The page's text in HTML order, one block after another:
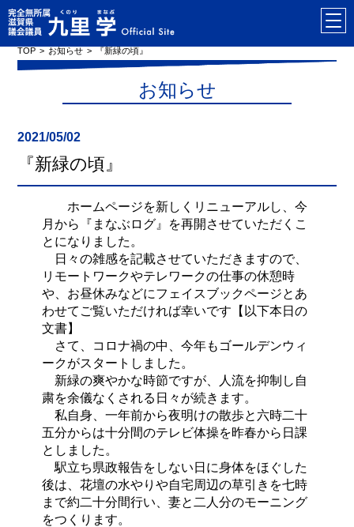
TOP お知らせ 『新緑の頃』
お知らせ
2021/05/02
『新緑の頃』
ホームページを新しくリニューアルし、今
月から 『まなぶログ』
を再開させていただくこ
とになりました。
日々の雑感を記載させていただきますので、
リモートワークやテレワークの仕事の休憩時
や、お昼休みなどにフェイスブックページとあ
わせてご覧いただければ幸いです 【以下本日の
文書】
さて、コロナ禍の中、今年もゴールデンウィ
ークがスタートしました。
新緑の爽やかな時節ですが、人流を抑制し自
粛を余儀なくされる日々が続きます。
私自身、一年前から夜明けの散歩と六時二十
五分からは十分間のテレビ体操を昨春から日課
としました。
駅立ち県政報告をしない日に身体をほぐした
後は、花壇の水やりや自宅周辺の草引きを七時
まで約二十分間行い、妻と二人分のモーニング
をつくります。